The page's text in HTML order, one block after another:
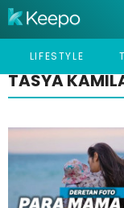
LIFESTYLE
TASYA